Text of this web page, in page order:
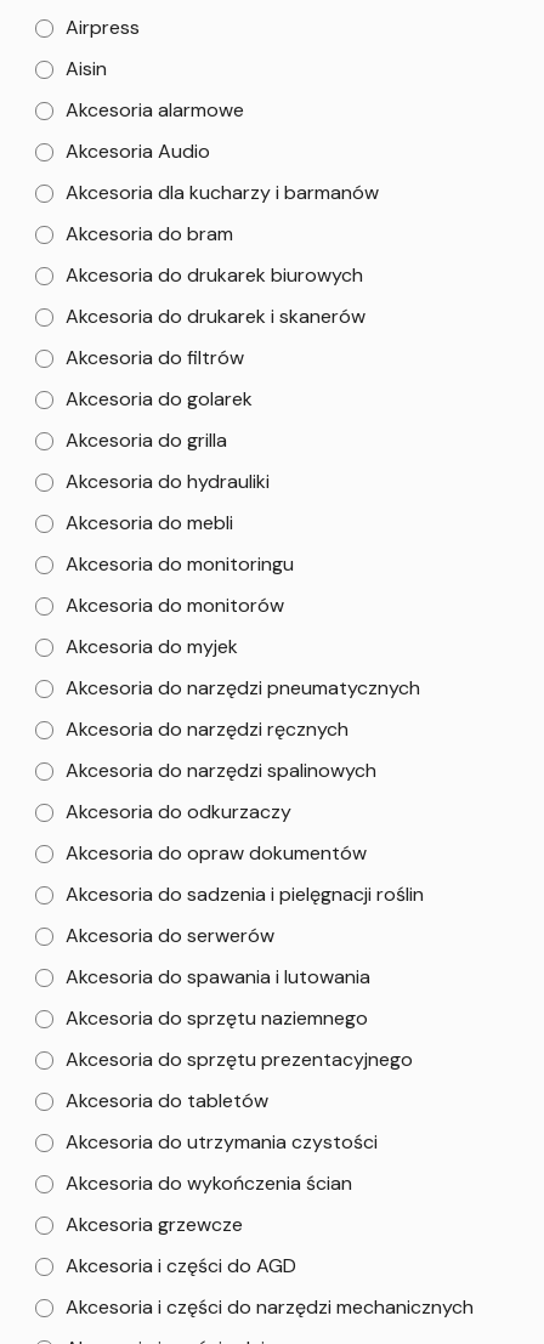
Airpress
Aisin
Akcesoria alarmowe
Akcesoria Audio
Akcesoria dla kucharzy i barmanów
Akcesoria do bram
Akcesoria do drukarek biurowych
Akcesoria do drukarek i skanerów
Akcesoria do filtrów
Akcesoria do golarek
Akcesoria do grilla
Akcesoria do hydrauliki
Akcesoria do mebli
Akcesoria do monitoringu
Akcesoria do monitorów
Akcesoria do myjek
Akcesoria do narzędzi pneumatycznych
Akcesoria do narzędzi ręcznych
Akcesoria do narzędzi spalinowych
Akcesoria do odkurzaczy
Akcesoria do opraw dokumentów
Akcesoria do sadzenia i pielęgnacji roślin
Akcesoria do serwerów
Akcesoria do spawania i lutowania
Akcesoria do sprzętu naziemnego
Akcesoria do sprzętu prezentacyjnego
Akcesoria do tabletów
Akcesoria do utrzymania czystości
Akcesoria do wykończenia ścian
Akcesoria grzewcze
Akcesoria i części do AGD
Akcesoria i części do narzędzi mechanicznych